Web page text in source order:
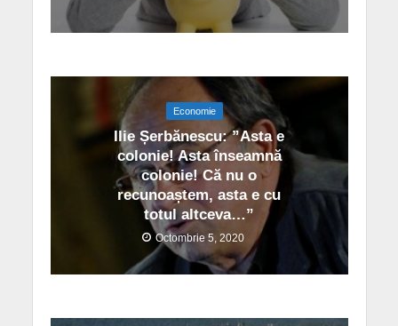
Economie
Ilie Șerbănescu: ”Asta e
colonie! Asta înseamnă
colonie! Că nu o
recunoaștem, asta e cu
totul altceva…”
Octombrie 5, 2020